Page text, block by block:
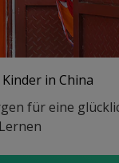
in China
für eine